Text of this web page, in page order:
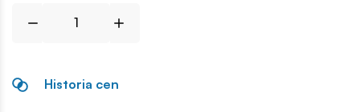
Historia cen